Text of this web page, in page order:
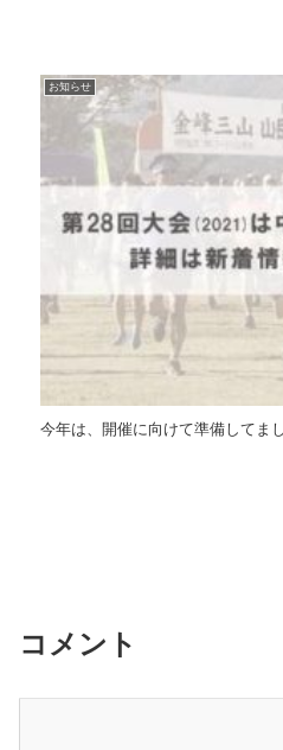
お知らせ
今年は、開催に向けて準備してま
コメント